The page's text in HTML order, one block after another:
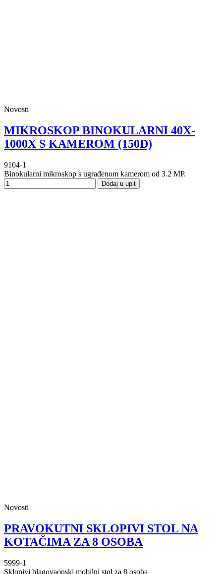
Novosti
MIKROSKOP BINOKULARNI 40X-
1000X S KAMEROM (150D)
9104-1
Binokularni mikroskop s ugrađenom kamerom od 3.2 MP.
Dodaj u upit
Novosti
PRAVOKUTNI SKLOPIVI STOL NA
KOTAČIMA ZA 8 OSOBA
5999-1
Sklopivi blagovaonski mobilni stol za 8 osoba